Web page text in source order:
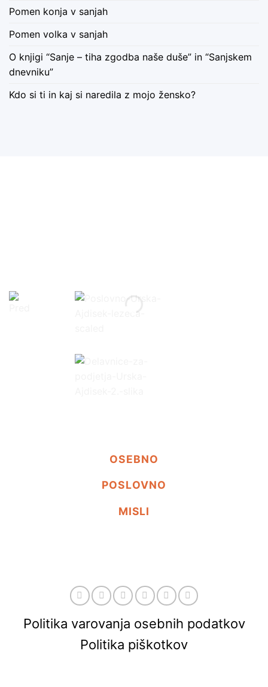
Pomen konja v sanjah
Pomen volka v sanjah
O knjigi “Sanje – tiha zgodba naše duše” in “Sanjskem
dnevniku”
Kdo si ti in kaj si naredila z mojo žensko?
OSEBNO
POSLOVNO
MISLI
Politika varovanja osebnih podatkov
Politika piškotkov